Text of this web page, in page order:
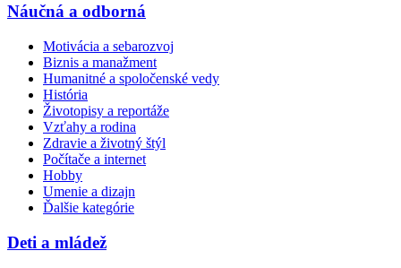
Náučná a odborná
Motivácia a sebarozvoj
Biznis a manažment
Humanitné a spoločenské vedy
História
Životopisy a reportáže
Vzťahy a rodina
Zdravie a životný štýl
Počítače a internet
Hobby
Umenie a dizajn
Ďalšie kategórie
Deti a mládež